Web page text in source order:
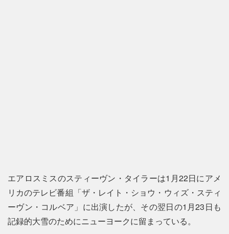
エアロスミスのスティーヴン・タイラーは1月22日にアメ
リカのテレビ番組「ザ・レイト・ショウ・ウィズ・スティ
ーヴン・コルベア」に出演したが、その翌日の1月23日も
記録的大雪のためにニューヨークに留まっている。